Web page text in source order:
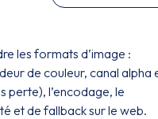
les formats d’image :
de couleur, canal alpha
perte), l’encodage, le
et de fallback sur le web.